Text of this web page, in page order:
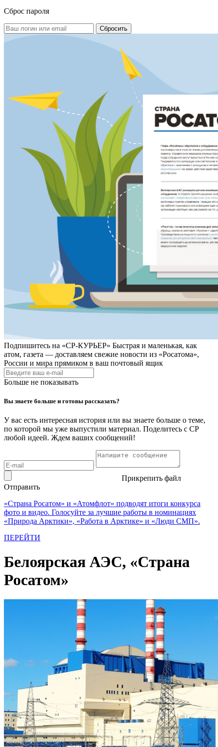
Сброс пароля
Подпишитесь на «СР-КУРЬЕР» Быстрая и маленькая, как
атом, газета — доставляем свежие новости из «Росатома»,
России и мира прямиком в ваш почтовый ящик
Больше не показывать
Вы знаете больше и готовы рассказать?
У вас есть интересная история или вы знаете больше о теме,
по которой мы уже выпустили материал. Поделитесь с СР
любой идеей. Ждем ваших сообщений!
Прикрепить файл
Отправить
«Страна Росатом» и «Атомфлот» подводят итоги конкурса
фото и видео. Голосуйте за лучшие работы в номинациях
«Природа Арктики», «Работа в Арктике» и «Люди СМП».
ПЕРЕЙТИ
Белоярская АЭС, «Страна
Росатом»